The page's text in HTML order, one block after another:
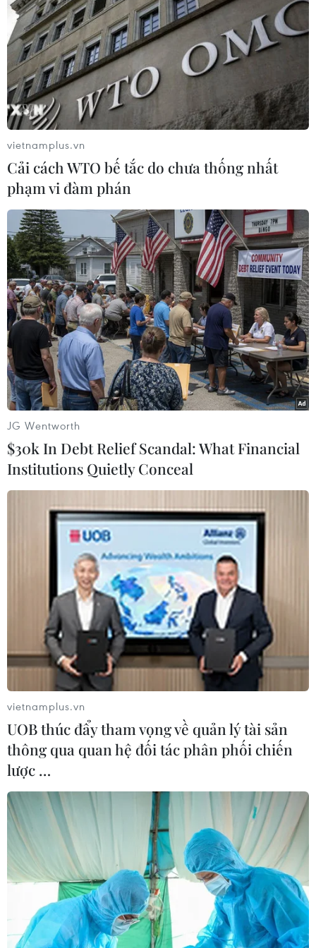
Xung đột Hamas-Israel: Israel chưa chấp thuận
kế hoạch về Dải Gaza
Israel và Hội đồng Hòa bình thảo luận giải giáp
vũ khí tại Gaza
Israel hoài nghi việc Hamas giải giáp theo thỏa
thuận Gaza
Xung đột Hamas-Israel: Phản ứng quốc tế về lộ
trình hòa bình 15 điểm ở Dải Gaza
TIN LIÊN QUAN
Mỹ lên án vụ tấn công trung tâm huấn
luyện của Liên hợp quốc tại Dải Gaza
25/01/2024 05:46
Phó phát ngôn viên Bộ Ngoại giao Mỹ Vedant Patel
đánh giá tình hình "cực kỳ đáng lo ngại" sau vụ tấn
công ngày 24/1 của Israel vào một trung tâm huấn
luyện của Liên hợp quốc tại Dải Gaza.
WFP cảnh báo tình hình lương thực tại Dải
Gaza đang lún sâu vào thảm họa
vietnamplus.vn
Cải cách WTO bế tắc do chưa thống nhất
phạm vi đàm phán
JG Wentworth
$30k In Debt Relief Scandal: What Financial
Institutions Quietly Conceal
vietnamplus.vn
UOB thúc đẩy tham vọng về quản lý tài sản
thông qua quan hệ đối tác phân phối chiến
lược …